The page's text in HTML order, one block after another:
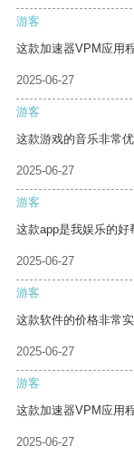
游客
这款加速器VPM应用
2025-06-27
游客
这款游戏的音乐非常
2025-06-27
游客
这款app是我娱乐的好
2025-06-27
游客
这款软件的价格非常实
2025-06-27
游客
这款加速器VPM应用
2025-06-27